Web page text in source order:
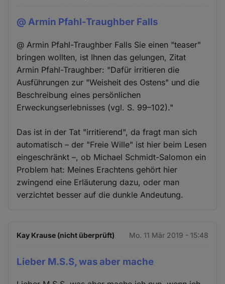
@ Armin Pfahl-Traughber Falls
@ Armin Pfahl-Traughber Falls Sie einen "teaser"
bringen wollten, ist Ihnen das gelungen, Zitat
Armin Pfahl-Traughber: "Dafür irritieren die
Ausführungen zur "Weisheit des Ostens" und die
Beschreibung eines persönlichen
Erweckungserlebnisses (vgl. S. 99–102)."
Das ist in der Tat "irritierend", da fragt man sich
automatisch – der "Freie Wille" ist hier beim Lesen
eingeschränkt –, ob Michael Schmidt-Salomon ein
Problem hat: Meines Erachtens gehört hier
zwingend eine Erläuterung dazu, oder man
verzichtet besser auf die dunkle Andeutung.
Kay Krause (nicht überprüft) Mo. 11 Mär 2019 - 15:48
Lieber M.S.S, was aber mache